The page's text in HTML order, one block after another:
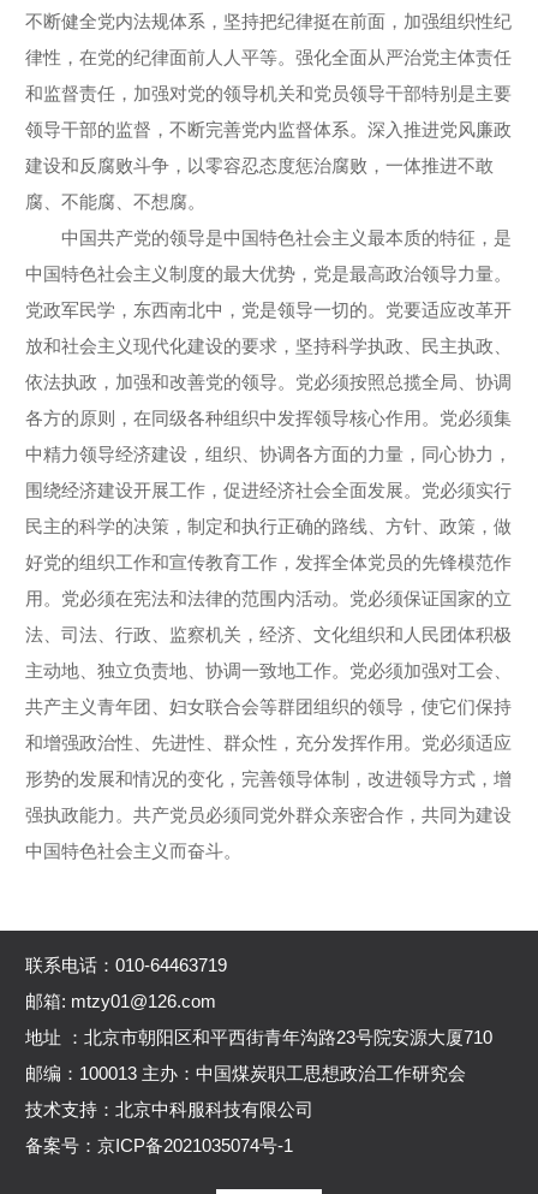
不断健全党内法规体系，坚持把纪律挺在前面，加强组织性纪
律性，在党的纪律面前人人平等。强化全面从严治党主体责任
和监督责任，加强对党的领导机关和党员领导干部特别是主要
领导干部的监督，不断完善党内监督体系。深入推进党风廉政
建设和反腐败斗争，以零容忍态度惩治腐败，一体推进不敢
腐、不能腐、不想腐。
中国共产党的领导是中国特色社会主义最本质的特征，是
中国特色社会主义制度的最大优势，党是最高政治领导力量。
党政军民学，东西南北中，党是领导一切的。党要适应改革开
放和社会主义现代化建设的要求，坚持科学执政、民主执政、
依法执政，加强和改善党的领导。党必须按照总揽全局、协调
各方的原则，在同级各种组织中发挥领导核心作用。党必须集
中精力领导经济建设，组织、协调各方面的力量，同心协力，
围绕经济建设开展工作，促进经济社会全面发展。党必须实行
民主的科学的决策，制定和执行正确的路线、方针、政策，做
好党的组织工作和宣传教育工作，发挥全体党员的先锋模范作
用。党必须在宪法和法律的范围内活动。党必须保证国家的立
法、司法、行政、监察机关，经济、文化组织和人民团体积极
主动地、独立负责地、协调一致地工作。党必须加强对工会、
共产主义青年团、妇女联合会等群团组织的领导，使它们保持
和增强政治性、先进性、群众性，充分发挥作用。党必须适应
形势的发展和情况的变化，完善领导体制，改进领导方式，增
强执政能力。共产党员必须同党外群众亲密合作，共同为建设
中国特色社会主义而奋斗。
联系电话：010-64463719
邮箱: mtzy01@126.com
地址 ：北京市朝阳区和平西街青年沟路23号院安源大厦710
邮编：100013 主办：中国煤炭职工思想政治工作研究会
技术支持：北京中科服科技有限公司
备案号： 京ICP备2021035074号-1